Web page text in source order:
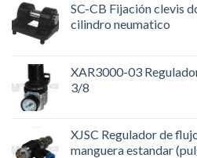
SC-CB Fijación clevis
cilindro neumatico
XAR3000-03
3/8
XJSC Regulador de
manguera estandar